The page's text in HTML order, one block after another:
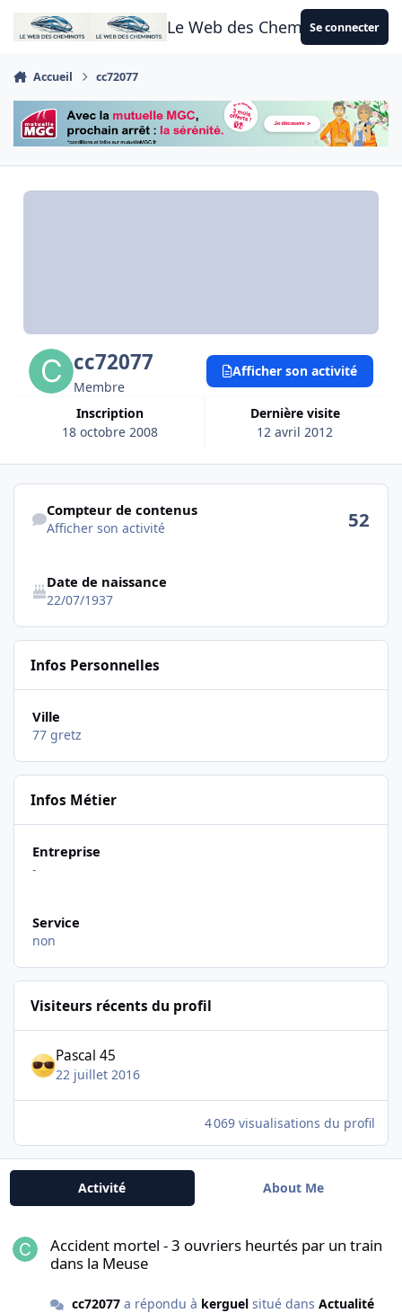
Aller au contenu
Le Web des CheminotsSe connecter
Accueil cc72077
cc72077
Membre
Inscription
18 octobre 2008
Dernière visite
12 avril 2012
Afficher son activité
Afficher son activité
Compteur de contenus
Afficher son activité 52
Date de naissance
22/07/1937
Infos Personnelles
Ville
77 gretz
Infos Métier
Entreprise
-
Service
non
Visiteurs récents du profil
Pascal 45
22 juillet 2016
4 069 visualisations du profil
Activité About Me
Accident mortel - 3 ouvriers heurtés par un train
dans la Meuse
cc72077a répondu à kerguelsitué dans Actualité